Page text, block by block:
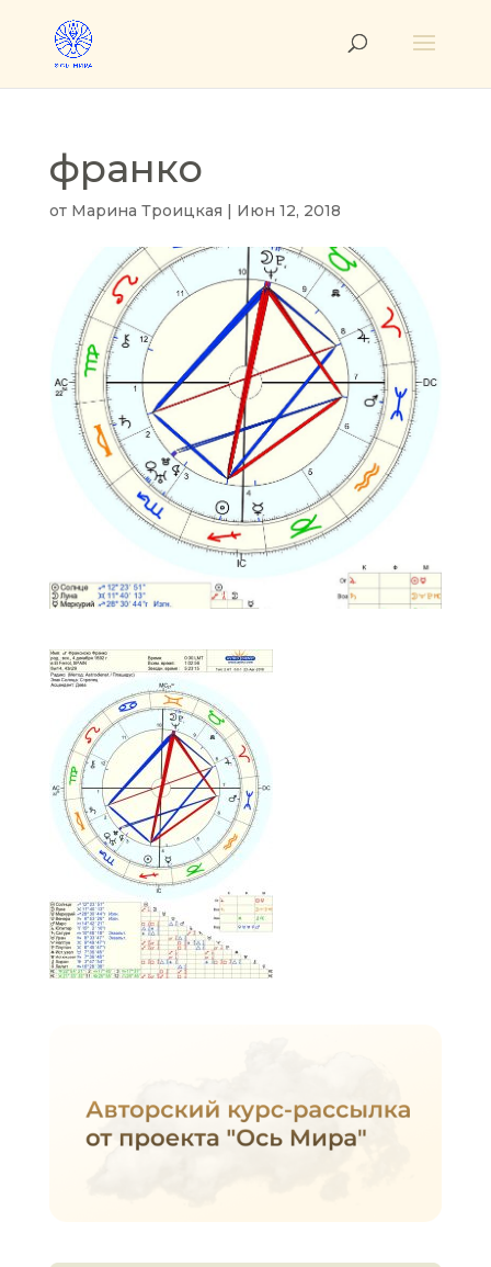
франко
от Марина Троицкая | Июн 12, 2018